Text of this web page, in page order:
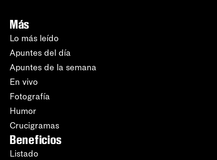
Más
Lo más leído
Apuntes del día
Apuntes de la semana
En vivo
Fotografía
Humor
Crucigramas
Beneficios
Listado